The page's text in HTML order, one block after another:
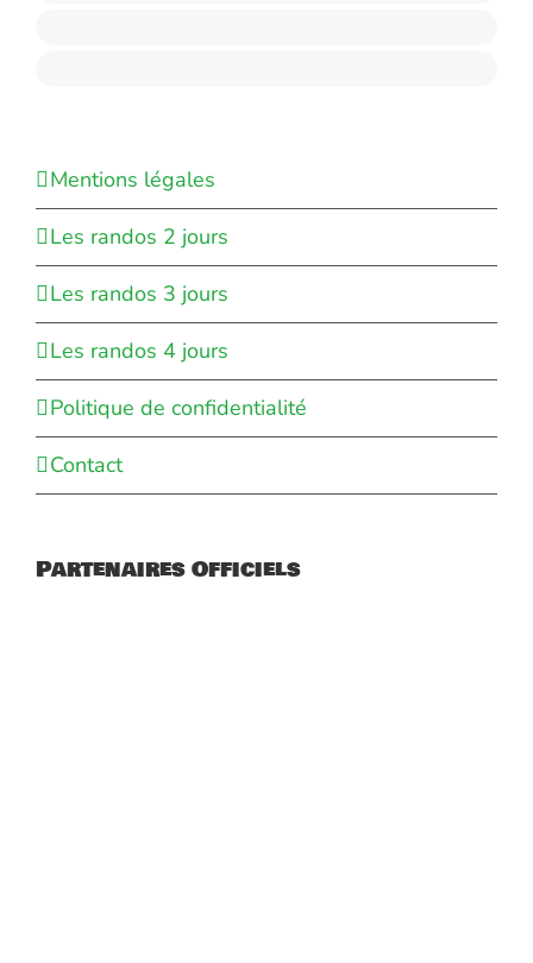
Mentions légales
Les randos 2 jours
Les randos 3 jours
Les randos 4 jours
Politique de confidentialité
Contact
Partenaires Officiels